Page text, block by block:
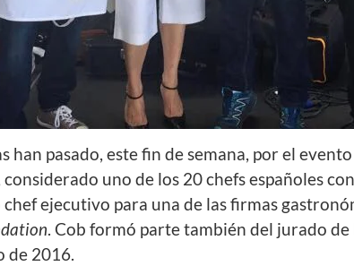
han pasado, este fin de semana, por el
considerado uno de los 20 chefs españoles
ejecutivo para una de las firmas
. Cob formó parte también del jurado
de 2016.